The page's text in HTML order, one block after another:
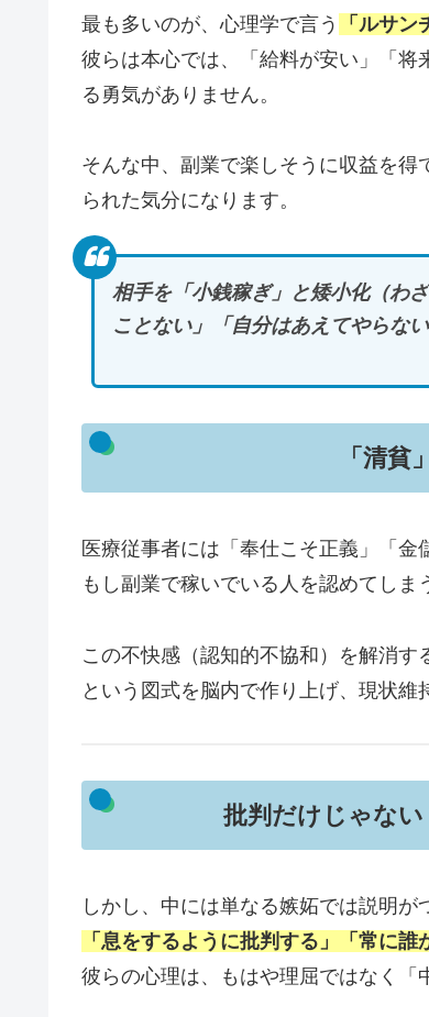
最も多いのが、心理学で言う 「ルサン
彼らは本心では、「給料が安い」「
る勇気がありません。
そんな中、副業で楽しそうに収益を
られた気分になります。
相手を「小銭稼ぎ」と矮小化（わ
ことない」「自分はあえてやらな
「清貧
医療従事者には「奉仕こそ正義」「金
もし副業で稼いでいる人を認めてしま
この不快感（認知的不協和）を解消す
という図式を脳内で作り上げ、現状維
批判だけじゃな
しかし、中には単なる嫉妬では説明が
「息をするように批判する」「常に誰
彼らの心理は、もはや理屈ではなく「